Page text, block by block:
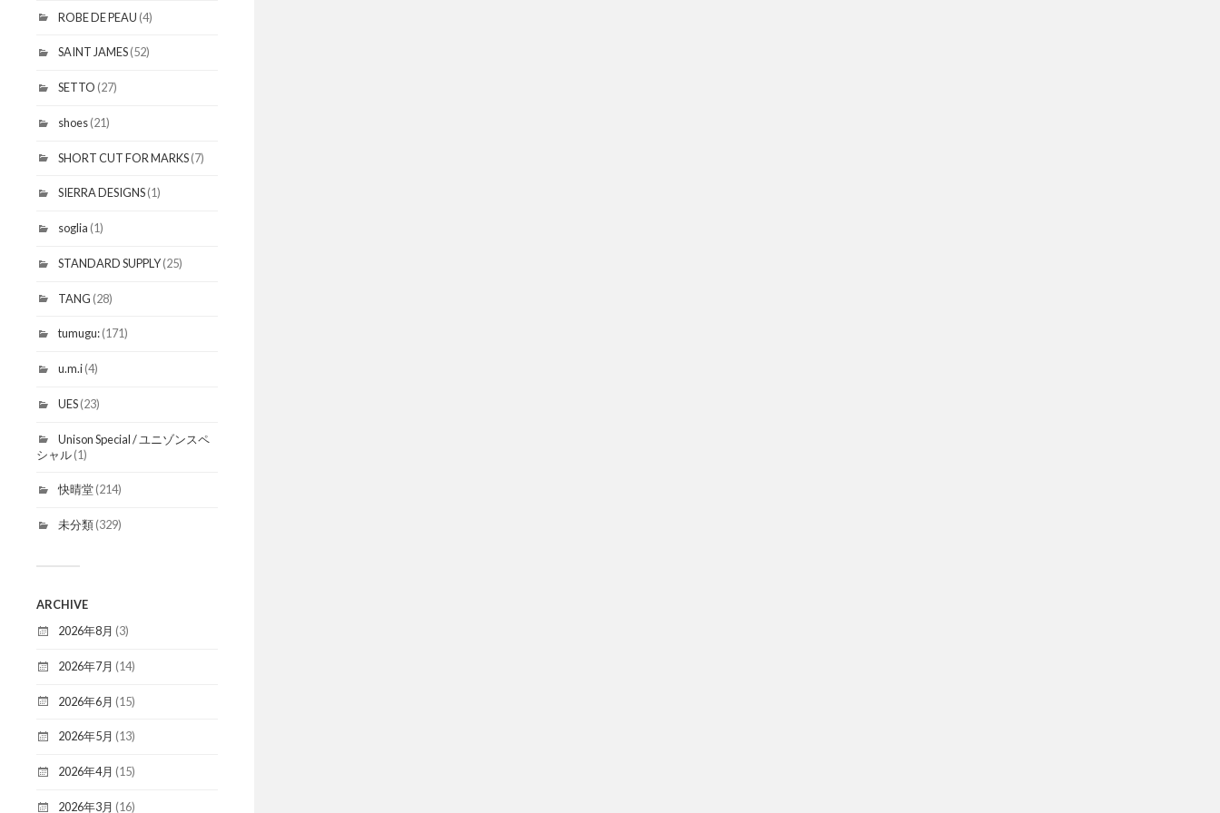
ROBE DE PEAU (4)
SAINT JAMES(52)
SETTO (27)
shoes(21)
SHORT CUT FOR MARKS(7)
SIERRA DESIGNS(1)
soglia (1)
STANDARD SUPPLY(25)
TANG (28)
tumugu:(171)
u.m.i(4)
UES(23)
Unison Special / ユニゾンスペ
シャル(1)
快晴堂(214)
未分類(329)
ARCHIVE
2026年8月 (3)
2026年7月 (14)
2026年6月 (15)
2026年5月 (13)
2026年4月 (15)
2026年3月 (16)